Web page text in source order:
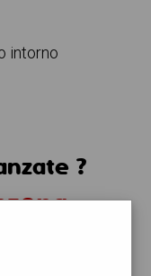
intorno
?